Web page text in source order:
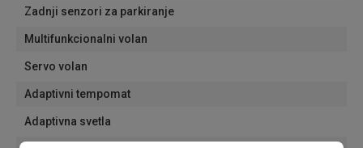
Zadnji senzori za parkiranje
Multifunkcionalni volan
Servo volan
Adaptivni tempomat
Adaptivna svetla